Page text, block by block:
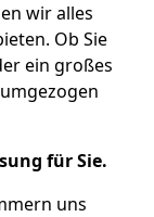
wir alles
Ob Sie
ein großes
für Sie.
uns